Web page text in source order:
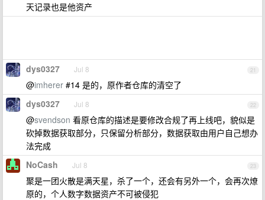
天记录也是他资产
21
dys0327 Jul 8
@imherer #14 是的，原作者仓库的清空了
22
dys0327 Jul 8
@svendson 看原仓库的描述是要修改合规了再上线吧，貌似是
砍掉数据获取部分，只保留分析部分，数据获取由用户自己想办
法完成
23
NoCash Jul 8
聚是一团火散是满天星，杀了一个，还会有另外一个，会再次燎
原的，个人数字数据资产不可被侵犯